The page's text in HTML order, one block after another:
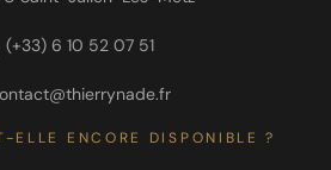
(+33) 6 10 52 07 51
ELLE ENCORE DISPONIBLE ?